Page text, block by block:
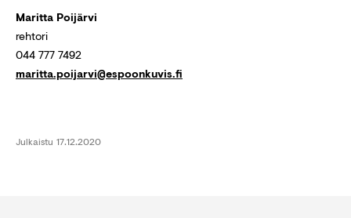
Maritta Poijärvi
rehtori
044 777 7492
maritta.poijarvi@espoonkuvis.fi
Julkaistu 17.12.2020